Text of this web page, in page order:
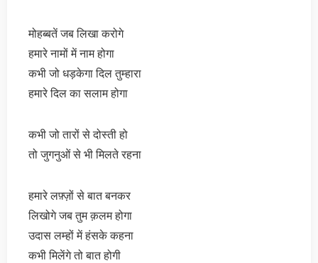
मोहब्बतें जब लिखा करोगे
हमारे नामों में नाम होगा
कभी जो धड़केगा दिल तुम्हारा
हमारे दिल का सलाम होगा
कभी जो तारों से दोस्ती हो
तो जुगनुओं से भी मिलते रहना
हमारे लफ़्ज़ों से बात बनकर
लिखोगे जब तुम क़लम होगा
उदास लम्हों में हंसके कहना
कभी मिलेंगे तो बात होगी